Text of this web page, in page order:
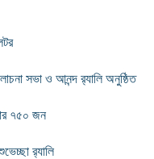
সভা ও আনন্দ র‌্যালি অনুষ্ঠিত
৭৫০ জন
র‍্যালি